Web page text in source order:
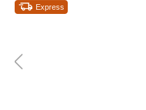
Express